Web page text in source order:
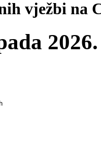
vježbi na
2026.